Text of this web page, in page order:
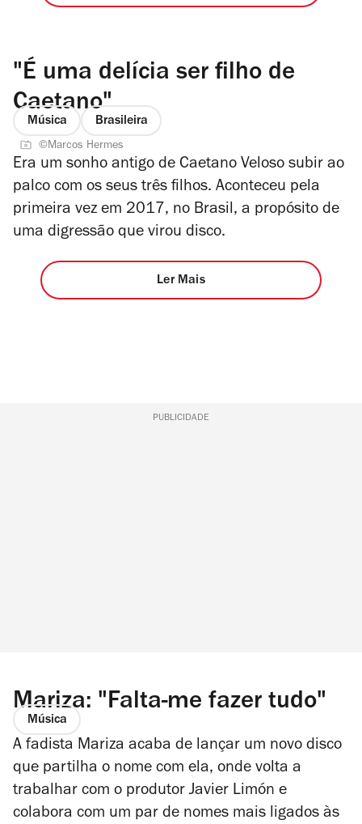
"É uma delícia ser filho de
Caetano"
Música Brasileira
©Marcos Hermes
Era um sonho antigo de Caetano Veloso subir ao
palco com os seus três filhos. Aconteceu pela
primeira vez em 2017, no Brasil, a propósito de
uma digressão que virou disco.
Ler Mais
PUBLICIDADE
Mariza: "Falta-me fazer tudo"
Música
A fadista Mariza acaba de lançar um novo disco
que partilha o nome com ela, onde volta a
trabalhar com o produtor Javier Limón e
colabora com um par de nomes mais ligados às